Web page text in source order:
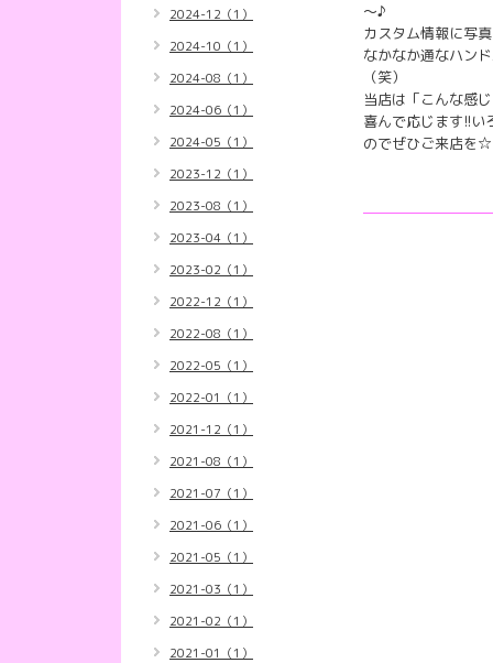
～♪
カスタム情報に写
なかなか通なハン
（笑）
当店は「こんな感
喜んで応じます!!い
のでぜひご来店を☆
2024-12（1）
2024-10（1）
2024-08（1）
2024-06（1）
2024-05（1）
2023-12（1）
2023-08（1）
2023-04（1）
2023-02（1）
2022-12（1）
2022-08（1）
2022-05（1）
2022-01（1）
2021-12（1）
2021-08（1）
2021-07（1）
2021-06（1）
2021-05（1）
2021-03（1）
2021-02（1）
2021-01（1）